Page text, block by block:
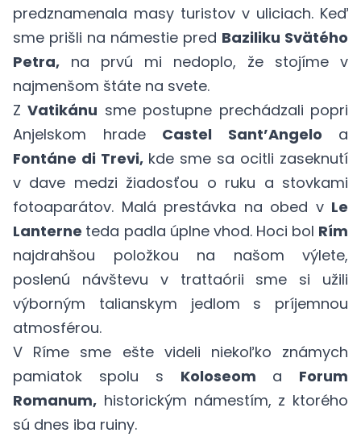
predznamenala masy turistov v uliciach. Keď
sme prišli na námestie pred Baziliku Svätého
Petra, na prvú mi nedoplo, že stojíme v
najmenšom štáte na svete.
ZVatikánu sme postupne prechádzali popri
Anjelskom hrade Castel Sant’Angelo a
Fontáne di Trevi, kde sme sa ocitli zaseknutí
v dave medzi žiadosťou o ruku a stovkami
fotoaparátov. Malá prestávka na obed v Le
Lanterne teda padla úplne vhod. Hoci bol Rím
najdrahšou položkou na našom výlete,
poslenú návštevu v trattaórii sme si užili
výborným talianskym jedlom s príjemnou
atmosférou.
V Ríme sme ešte videli niekoľko známych
pamiatok spolu s Koloseom a Forum
Romanum, historickým námestím, z ktorého
sú dnes iba ruiny.